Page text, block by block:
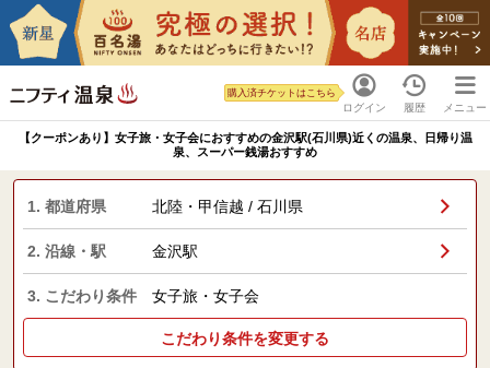
ログイン
購入済チケットはこちら
履歴 メニュー
【クーポンあり】女子旅・女子会におすすめの金沢駅(石川県)近くの温泉、日帰り温
泉、スーパー銭湯おすすめ
1. 都道府県 北陸・甲信越 / 石川県
2. 沿線・駅 金沢駅
3. こだわり条件 女子旅・女子会
こだわり条件を変更する